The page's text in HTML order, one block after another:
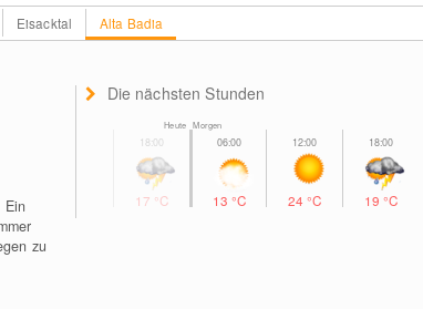
Eisacktal Alta Badia
Ein
zu
Die nächsten Stunden
17 °C
Heute Morgen
13°C 24°C 19°C